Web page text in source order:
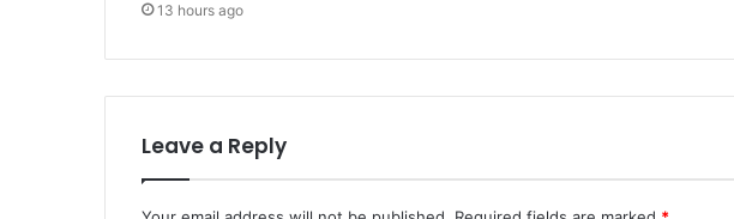
13 hours ago
Leave a Reply